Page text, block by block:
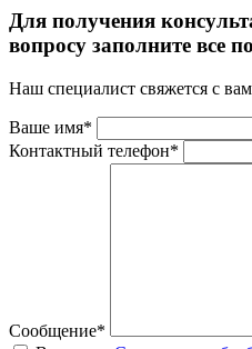
Для получения
вопросу заполните все
Наш специалист свяжется с
Ваше имя*
Контактный телефон*
Сообщение*